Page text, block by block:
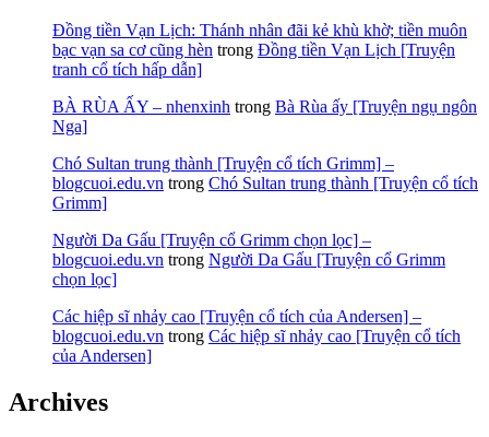
Đồng tiền Vạn Lịch: Thánh nhân đãi kẻ khù khờ; tiền muôn
bạc vạn sa cơ cũng hèn trong Đồng tiền Vạn Lịch [Truyện
tranh cổ tích hấp dẫn]
BÀ RÙA ẤY – nhenxinh trong Bà Rùa ấy [Truyện ngụ ngôn
Nga]
Chó Sultan trung thành [Truyện cổ tích Grimm] –
blogcuoi.edu.vn trong Chó Sultan trung thành [Truyện cổ tích
Grimm]
Người Da Gấu [Truyện cổ Grimm chọn lọc] –
blogcuoi.edu.vn trong Người Da Gấu [Truyện cổ Grimm
chọn lọc]
Các hiệp sĩ nhảy cao [Truyện cổ tích của Andersen] –
blogcuoi.edu.vn trong Các hiệp sĩ nhảy cao [Truyện cổ tích
của Andersen]
Archives